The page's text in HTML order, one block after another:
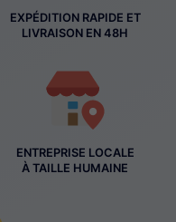
EXPÉDITION RAPIDE ET
LIVRAISON EN 48H
ENTREPRISE LOCALE
À TAILLE HUMAINE